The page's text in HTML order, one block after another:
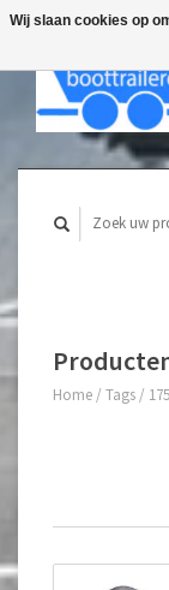
Home / Tags /
Wij slaan cookies op